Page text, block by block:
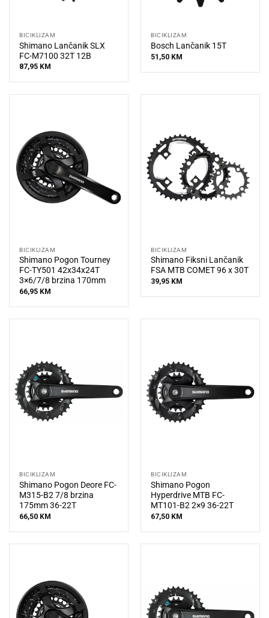
BICIKLIZAM
Shimano Lančanik SLX
FC-M7100 32T 12B
87,95 KM
BICIKLIZAM
Bosch Lančanik 15T
51,50 KM
BICIKLIZAM
Shimano Pogon Tourney
FC-TY501 42x34x24T
3×6/7/8 brzina 170mm
66,95 KM
BICIKLIZAM
Shimano Fiksni Lančanik
FSA MTB COMET 96 x 30T
39,95 KM
BICIKLIZAM
Shimano Pogon Deore FC-
M315-B2 7/8 brzina
175mm 36-22T
66,50 KM
BICIKLIZAM
Shimano Pogon
Hyperdrive MTB FC-
MT101-B2 2×9 36-22T
67,50 KM